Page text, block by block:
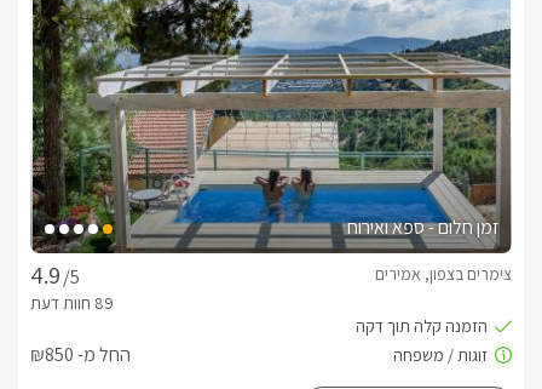
זמן חלום - ספא ואירוח
/5
צימרים בצפון, אמירים
החל מ- ₪850